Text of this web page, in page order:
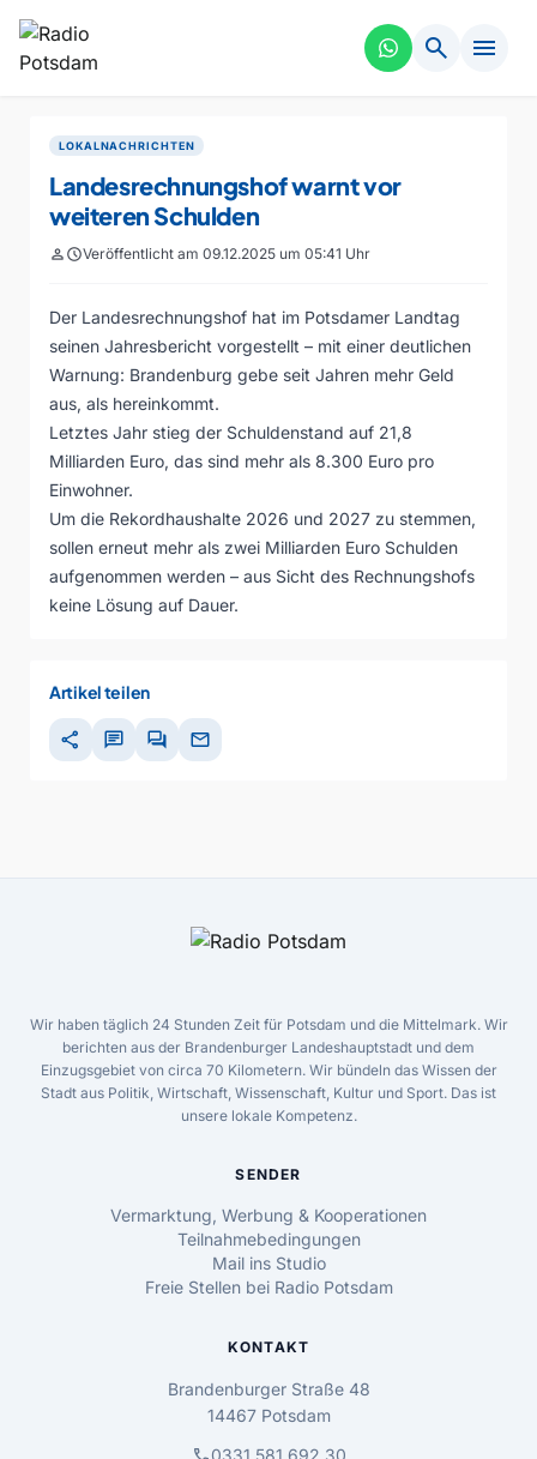
search menu
LOKALNACHRICHTEN
Landesrechnungshof warnt vor
weiteren Schulden
personscheduleVeröffentlicht am 09.12.2025 um 05:41 Uhr
Der Landesrechnungshof hat im Potsdamer Landtag
seinen Jahresbericht vorgestellt – mit einer deutlichen
Warnung: Brandenburg gebe seit Jahren mehr Geld
aus, als hereinkommt.
Letztes Jahr stieg der Schuldenstand auf 21,8
Milliarden Euro, das sind mehr als 8.300 Euro pro
Einwohner.
Um die Rekordhaushalte 2026 und 2027 zu stemmen,
sollen erneut mehr als zwei Milliarden Euro Schulden
aufgenommen werden – aus Sicht des Rechnungshofs
keine Lösung auf Dauer.
Artikel teilen
share chat forum mail
Wir haben täglich 24 Stunden Zeit für Potsdam und die Mittelmark. Wir
berichten aus der Brandenburger Landeshauptstadt und dem
Einzugsgebiet von circa 70 Kilometern. Wir bündeln das Wissen der
Stadt aus Politik, Wirtschaft, Wissenschaft, Kultur und Sport. Das ist
unsere lokale Kompetenz.
SENDER
Vermarktung, Werbung & Kooperationen
Teilnahmebedingungen
Mail ins Studio
Freie Stellen bei Radio Potsdam
KONTAKT
Brandenburger Straße 48
14467 Potsdam
0331 581 692 30